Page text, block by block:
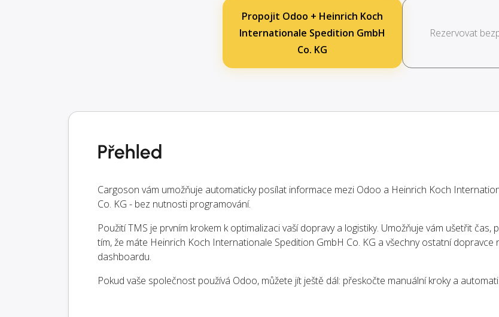
Propojit Odoo + Heinrich Koch
Internationale Spedition GmbH
Co. KG
Rezervovat
Přehled
Cargoson vám umožňuje automaticky posílat informace mezi Odoo a Heinrich Koch
Co. KG - bez nutnosti programování.
Použití TMS je prvním krokem k optimalizaci vaší dopravy a logistiky. Umožňuje vám ušetřit čas,
tím, že máte Heinrich Koch Internationale Spedition GmbH Co. KG a všechny ostatní dopravce
dashboardu.
Pokud vaše společnost používá Odoo, můžete jít ještě dál: přeskočte manuální kroky a